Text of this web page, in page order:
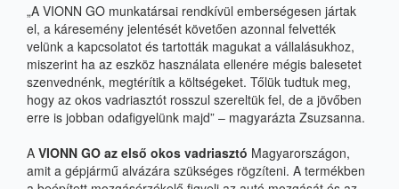
„A VIONN GO munkatársai rendkívül emberségesen jártak
el, a káresemény jelentését követően azonnal felvették
velünk a kapcsolatot és tartották magukat a vállalásukhoz,
miszerint ha az eszköz használata ellenére mégis balesetet
szenvednénk, megtérítik a költségeket. Tőlük tudtuk meg,
hogy az okos vadriasztót rosszul szereltük fel, de a jövőben
erre is jobban odafigyelünk majd” – magyarázta Zsuzsanna.
A VIONN GO az első okos vadriasztó Magyarországon,
amit a gépjármű alvázára szükséges rögzíteni. A termékben